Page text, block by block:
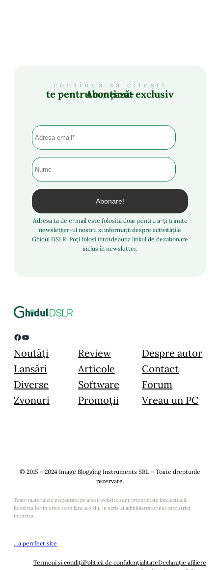
continuă să citești
Abonează-te pentru conținut exclusiv
Adresa ta de e-mail este folosită doar pentru a-ți trimite
newsletter-ul nostru și informații despre activitățile
Ghidul DSLR. Poți folosi întotdeauna linkul de dezabonare
inclus în newsletter.
Facebook YouTube
Noutăți
Lansări
Diverse
Zvonuri
Review
Articole
Software
Promoții
Despre autor
Contact
Forum
Vreau un PC
© 2015 – 2024 Image Blogging Instruments SRL – Toate drepturile
rezervate.
Toate materialele prezentate pe acest website sunt prioprietate intelectuală,
folosirea lor in orice scop fara acordul in scris al administratorului este strict
interzisa.
…a perrfect site
Termeni și condițiiPolitică de confidențialitateDeclarație afiliere